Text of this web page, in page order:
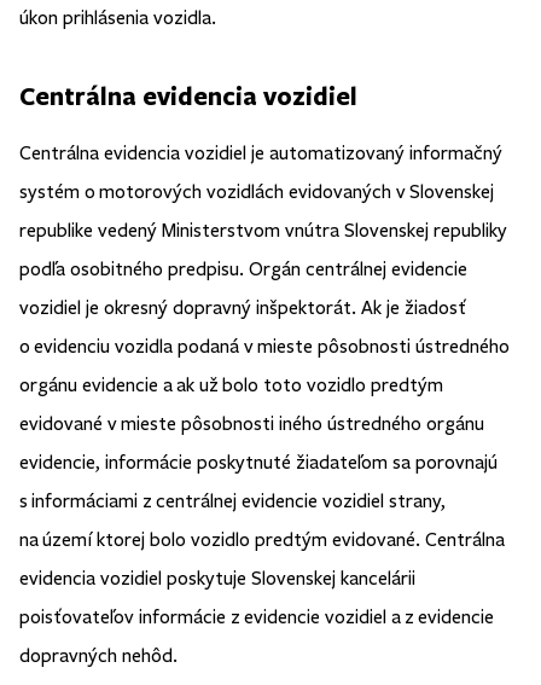
úkon prihlásenia vozidla.
Centrálna evidencia vozidiel
Centrálna evidencia vozidiel je automatizovaný informačný
systém o motorových vozidlách evidovaných v Slovenskej
republike vedený Ministerstvom vnútra Slovenskej republiky
podľa osobitného predpisu. Orgán centrálnej evidencie
vozidiel je okresný dopravný inšpektorát. Ak je žiadosť
o evidenciu vozidla podaná v mieste pôsobnosti ústredného
orgánu evidencie a ak už bolo toto vozidlo predtým
evidované v mieste pôsobnosti iného ústredného orgánu
evidencie, informácie poskytnuté žiadateľom sa porovnajú
s informáciami z centrálnej evidencie vozidiel strany,
na území ktorej bolo vozidlo predtým evidované. Centrálna
evidencia vozidiel poskytuje Slovenskej kancelárii
poisťovateľov informácie z evidencie vozidiel a z evidencie
dopravných nehôd.